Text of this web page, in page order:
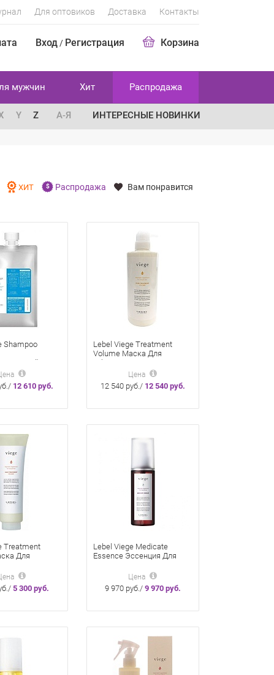
Для оптовиков Доставка Контакты
Вход / Регистрация Корзина
мужчин Хит Распродажа
Y Z А-Я ИНТЕРЕСНЫЕ НОВИНКИ
ХИТ Распродажа Вам понравится
Shampoo
Для
Головы 1000
12 610 руб.
Lebel Viege Treatment
Volume Маска Для
Объема Волос 600 Мл
Цена
12 540 руб./ 12 540 руб.
Treatment
Для
240 Мл
5 300 руб.
Lebel Viege Medicate
Essence Эссенция Для
Цена
9 970 руб./ 9 970 руб.